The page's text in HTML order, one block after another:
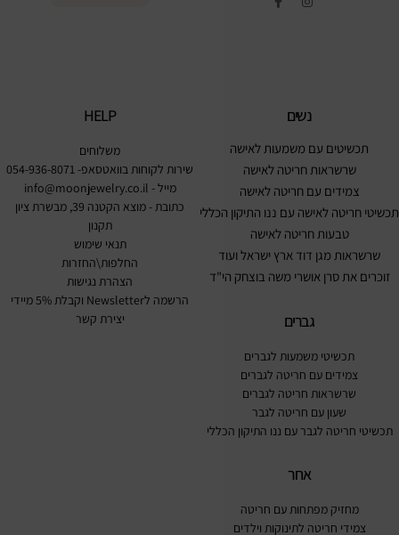
נשים
תכשיטים עם משמעות לאישה
שרשראות חריטה לאישה
צמידים עם חריטה לאישה
תכשיטי חריטה לאישה עם ננו התיקון הכללי
טבעות חריטה לאישה
שרשראות מגן דוד ארץ ישראל ועוד
זוכרים את סרן אושרי משה בוצחק הי"ד
גברים
תכשיטי משמעות לגברים
צמידים עם חריטה לגברים
שרשראות חריטה לגברים
שעון עם חריטה לגבר
תכשיטי חריטה לגבר עם ננו התיקון הכללי
אחר
מחזיק מפתחות עם חריטה
צמידי חריטה לתינוקות וילדים
HELP
משלוחים
שירות לקוחות בוואטסאפ- 054-936-8071
מייל - info@moonjewelry.co.il
כתובת - מוצא הקטנה 39, מבשרת ציון
תקנון
תנאי שימוש
החלפות\החזרות
הצהרת נגישות
הרשמה לNewsletter וקבלת 5% מיידי
יצירת קשר